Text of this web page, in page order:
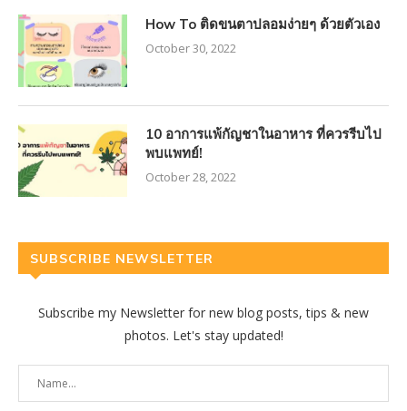
How To ติดขนตาปลอมง่ายๆ ด้วยตัวเอง
October 30, 2022
10 อาการแพ้กัญชาในอาหาร ที่ควรรีบไป
พบแพทย์!
October 28, 2022
SUBSCRIBE NEWSLETTER
Subscribe my Newsletter for new blog posts, tips & new
photos. Let's stay updated!